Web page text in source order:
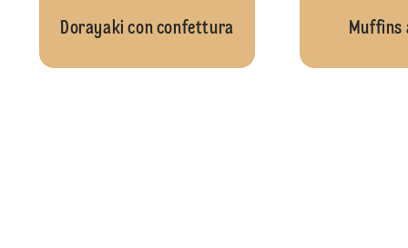
Dorayaki con confettura Muffins